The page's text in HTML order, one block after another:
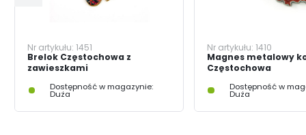
Nr artykułu: 1451
Brelok Częstochowa z
zawieszkami
Dostępność w magazynie:
Duża
Nr artykułu: 1410
Magnes metalowy
Częstochowa
Dostępność w
Duża